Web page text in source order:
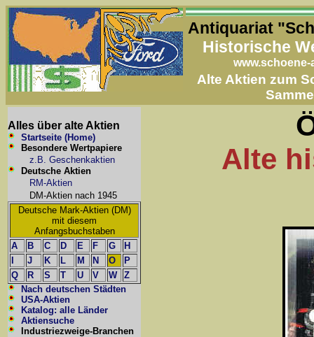
Antiquariat
Historische
www.schoene-
Alte Aktien zum
Alles über alte Aktien
Startseite (Home)
Besondere Wertpapiere
z.B. Geschenkaktien
Deutsche Aktien
RM-Aktien
DM-Aktien nach 1945
Deutsche Mark-Aktien (DM)
mit diesem
Anfangsbuchstaben
A
B C D E F G
H
J K L M N O
P
Q
R S T U V W
Z
Nach deutschen Städten
USA-Aktien
Katalog: alle Länder
Aktiensuche
Industriezweige-Branchen
Alte